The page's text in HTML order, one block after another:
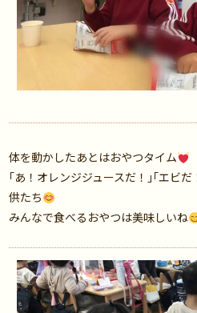
体を動かしたあとはおやつタイム
｢あ！オレンジジュースだ！｣ ｢エビ
供たち
みんなで食べるおやつは美味しいね